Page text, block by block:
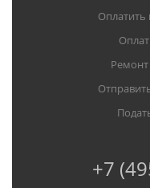
Оплатить
+7